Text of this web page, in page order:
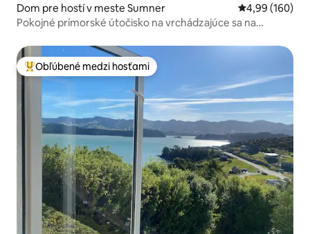
Dom pre hostí v meste Sumner Priemerné
4,99 (160)
Pokojné prímorské útočisko na vrchádzajúce sa na
Najobľúbenejšie medzi hosťami
Obľúbené medzi hosťami